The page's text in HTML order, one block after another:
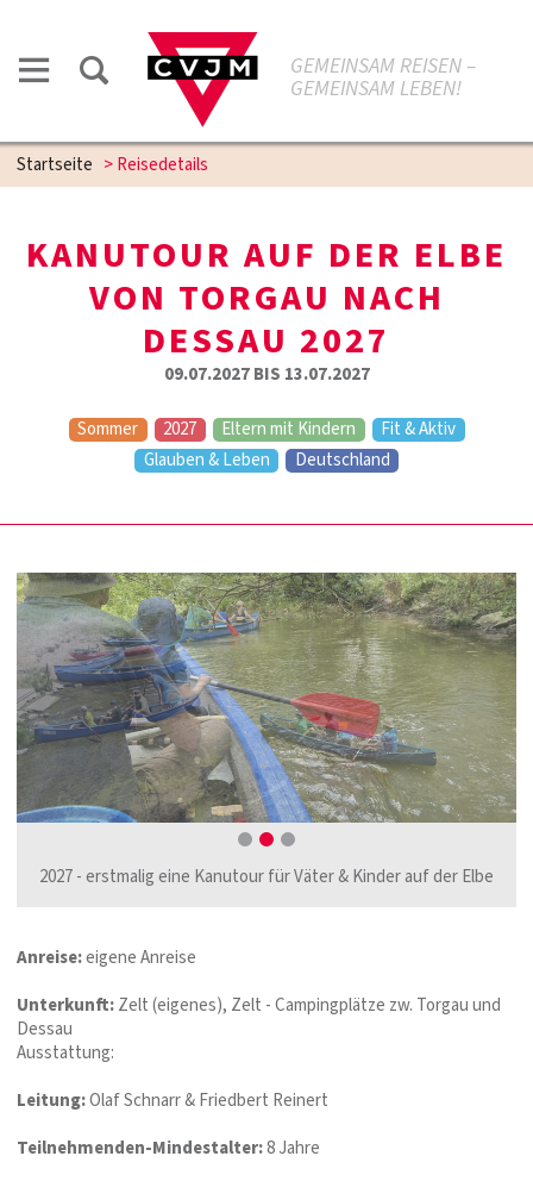
GEMEINSAM REISEN –
GEMEINSAM LEBEN!
Startseite >Reisedetails
KANUTOUR AUF DER ELBE
VON TORGAU NACH
DESSAU 2027
09.07.2027 BIS 13.07.2027
Sommer 2027 Eltern mit Kindern
Fit & Aktiv
Glauben & Leben
Deutschland
2027 - erstmalig eine Kanutour für Väter & Kinder auf der Elbe
Anreise:eigene Anreise
Unterkunft:Zelt (eigenes), Zelt - Campingplätze zw. Torgau und
Dessau
Ausstattung:
Leitung:Olaf Schnarr & Friedbert Reinert
Teilnehmenden-Mindestalter:8 Jahre